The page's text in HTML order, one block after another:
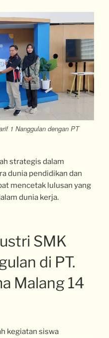
1 Nanggulan dengan PT
strategis dalam
dunia pendidikan dan
mencetak lulusan yang
dunia kerja.
SMK
di PT.
Malang 14
kegiatan siswa